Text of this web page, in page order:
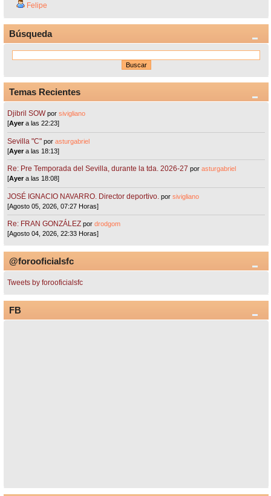
Felipe
Búsqueda
Temas Recientes
Djibril SOW porsivigliano
[Ayera las 22:23]
Sevilla "C"porasturgabriel
[Ayera las 18:13]
Re: Pre Temporada del Sevilla, durante la tda. 2026-27 porasturgabriel
[Ayera las 18:08]
JOSÉ IGNACIO NAVARRO. Director deportivo. porsivigliano
[Agosto 05, 2026, 07:27 Horas]
Re: FRAN GONZÁLEZ pordrodgom
[Agosto 04, 2026, 22:33 Horas]
@forooficialsfc
Tweets by forooficialsfc
FB